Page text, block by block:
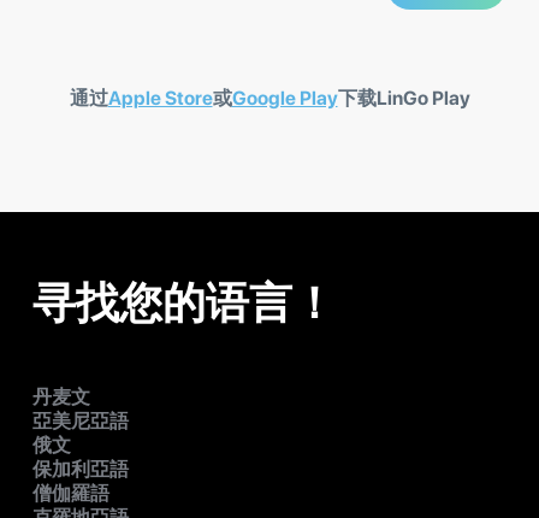
通过Apple Store或Google Play下载LinGo Play
寻找您的语言！
丹麦文
亞美尼亞語
俄文
保加利亞語
僧伽羅語